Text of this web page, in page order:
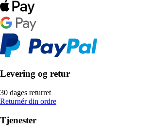
Levering og retur
30 dages returret
Returnér din ordre
Tjenester